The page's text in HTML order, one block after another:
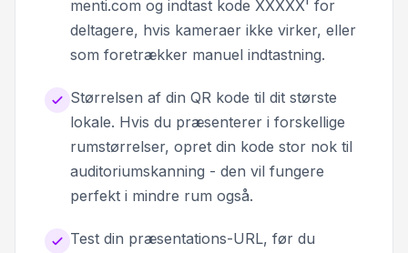
menti.com og indtast kode XXXXX' for
deltagere, hvis kameraer ikke virker, eller
som foretrækker manuel indtastning.
Størrelsen af din QR kode til dit største
lokale. Hvis du præsenterer i forskellige
rumstørrelser, opret din kode stor nok til
auditoriumskanning - den vil fungere
perfekt i mindre rum også.
Test din præsentations-URL, før du